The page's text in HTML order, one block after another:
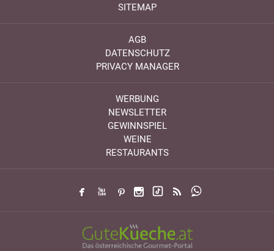
SITEMAP
AGB
DATENSCHUTZ
PRIVACY MANAGER
WERBUNG
NEWSLETTER
GEWINNSPIEL
WEINE
RESTAURANTS